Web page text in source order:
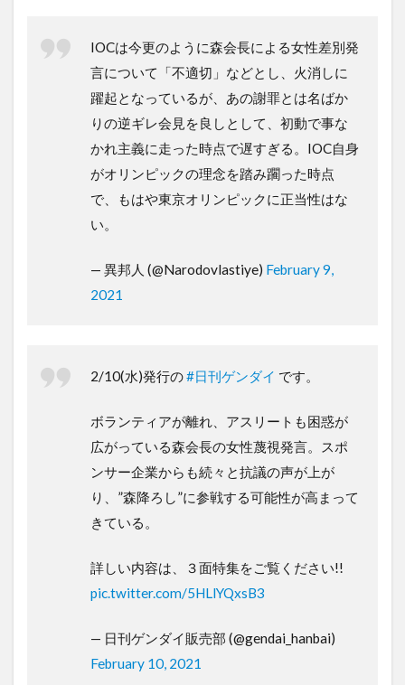
IOCは今更のように森会長による女性差別発
言について「不適切」などとし、火消しに
躍起となっているが、あの謝罪とは名ばか
りの逆ギレ会見を良しとして、初動で事な
かれ主義に走った時点で遅すぎる。IOC自身
がオリンピックの理念を踏み躙った時点
で、もはや東京オリンピックに正当性はな
い。
— 異邦人 (@Narodovlastiye) February 9,
2021
2/10(水)発行の#日刊ゲンダイ です。
ボランティアが離れ、アスリートも困惑が
広がっている森会長の女性蔑視発言。スポ
ンサー企業からも続々と抗議の声が上が
り、”森降ろし”に参戦する可能性が高まって
きている。
詳しい内容は、３面特集をご覧ください!!
pic.twitter.com/5HLlYQxsB3
— 日刊ゲンダイ販売部 (@gendai_hanbai)
February 10, 2021